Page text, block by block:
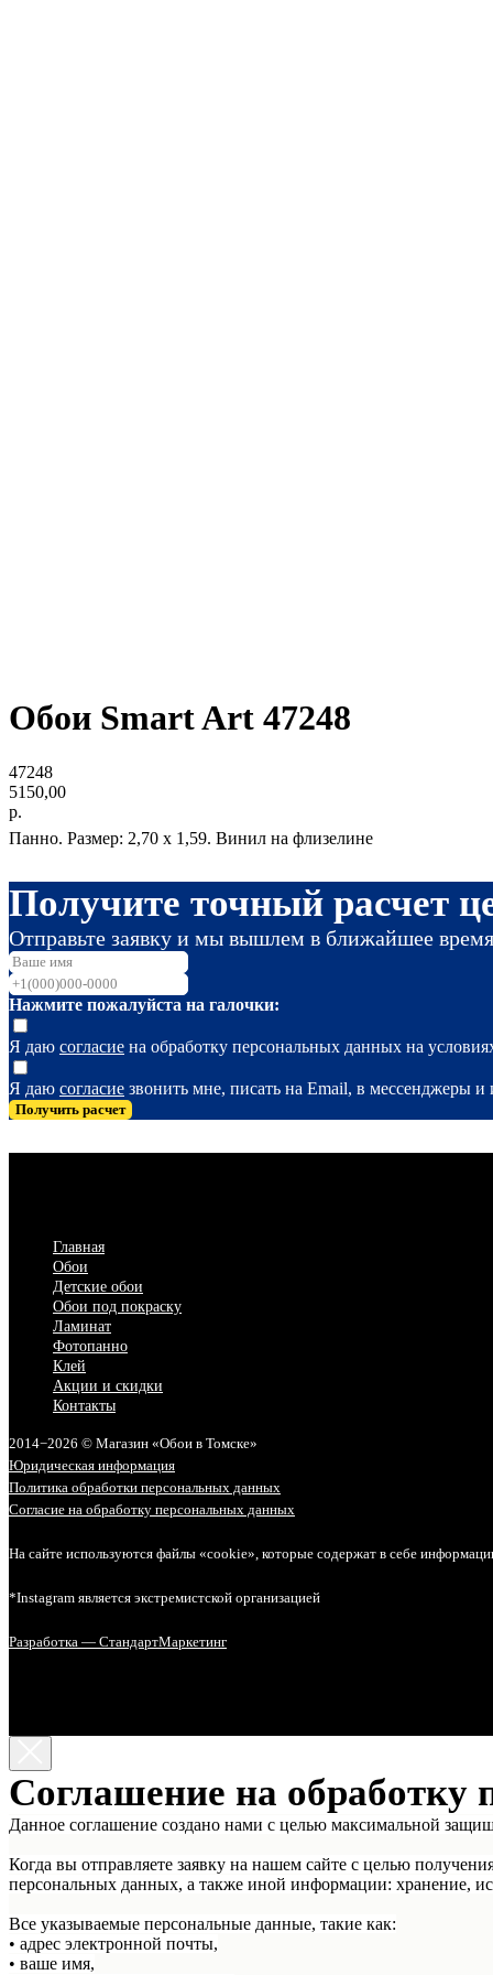
Обои Smart Art 47248
47248
5150,00
р.
Панно. Размер: 2,70 x 1,59. Винил на флизелине
Получите точный расчет
Отправьте заявку и мы вышлем в ближайшее время
Нажмите пожалуйста на галочки:
Я даю согласие на обработку персональных данных на
Я даю согласие звонить мне, писать на Email, в мессенджеры
Получить расчет
Главная
Обои
Детские обои
Обои под покраску
Ламинат
Фотопанно
Клей
Акции и скидки
Контакты
2014−2026 © Магазин «Обои в Томске»
Юридическая информация
Политика обработки персональных данных
Согласие на обработку персональных данных
На сайте используются файлы «cookie», которые содержат в себе
*Instagram является экстремистской организацией
Разработка — СтандартМаркетинг
Соглашение на обработку
Данное соглашение создано нами с целью максимальной
Когда вы отправляете заявку на нашем сайте с целью
персональных данных, а также иной информации: хранение,
Все указываемые персональные данные, такие как:
• адрес электронной почты,
• ваше имя,